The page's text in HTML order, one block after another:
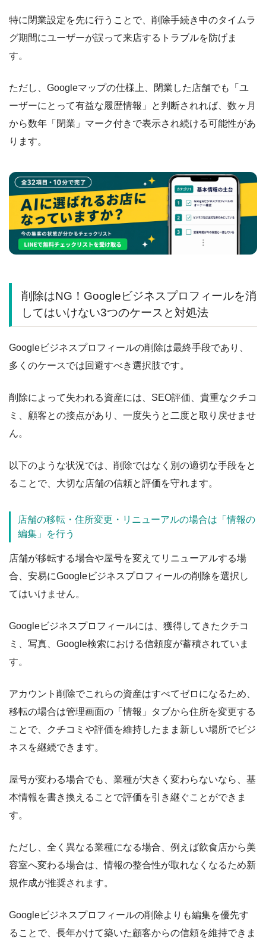
特に閉業設定を先に行うことで、削除手続き中のタイムラ
グ期間にユーザーが誤って来店するトラブルを防げま
す。
ただし、Googleマップの仕様上、閉業した店舗でも「ユ
ーザーにとって有益な履歴情報」と判断されれば、数ヶ月
から数年「閉業」マーク付きで表示され続ける可能性があ
ります。
削除はNG！Googleビジネスプロフィールを消
してはいけない3つのケースと対処法
Googleビジネスプロフィールの削除は最終手段であり、
多くのケースでは回避すべき選択肢です。
削除によって失われる資産には、SEO評価、貴重なクチコ
ミ、顧客との接点があり、一度失うと二度と取り戻せませ
ん。
以下のような状況では、削除ではなく別の適切な手段をと
ることで、大切な店舗の信頼と評価を守れます。
店舗の移転・住所変更・リニューアルの場合は「情報の
編集」を行う
店舗が移転する場合や屋号を変えてリニューアルする場
合、安易にGoogleビジネスプロフィールの削除を選択し
てはいけません。
Googleビジネスプロフィールには、獲得してきたクチコ
ミ、写真、Google検索における信頼度が蓄積されていま
す。
アカウント削除でこれらの資産はすべてゼロになるため、
移転の場合は管理画面の「情報」タブから住所を変更する
ことで、クチコミや評価を維持したまま新しい場所でビジ
ネスを継続できます。
屋号が変わる場合でも、業種が大きく変わらないなら、基
本情報を書き換えることで評価を引き継ぐことができま
す。
ただし、全く異なる業種になる場合、例えば飲食店から美
容室へ変わる場合は、情報の整合性が取れなくなるため新
規作成が推奨されます。
Googleビジネスプロフィールの削除よりも編集を優先す
ることで、長年かけて築いた顧客からの信頼を維持できま